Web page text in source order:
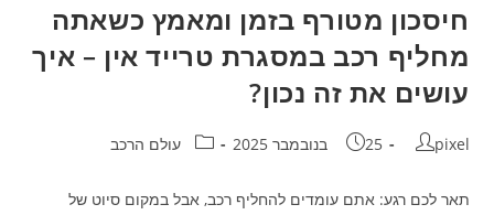
אופנוע
לך
נוחות
בכל
מזג
חיסכון מטורף בזמן ומאמץ כשאתה
מחליף רכב במסגרת טרייד אין – איך
עושים את זה נכון?
מחבר:
pixel פורסם:
25 בנובמבר 2025 קטגוריה:עולם הרכב
תאר לכם רגע: אתם עומדים להחליף רכב, אבל במקום סיוט של